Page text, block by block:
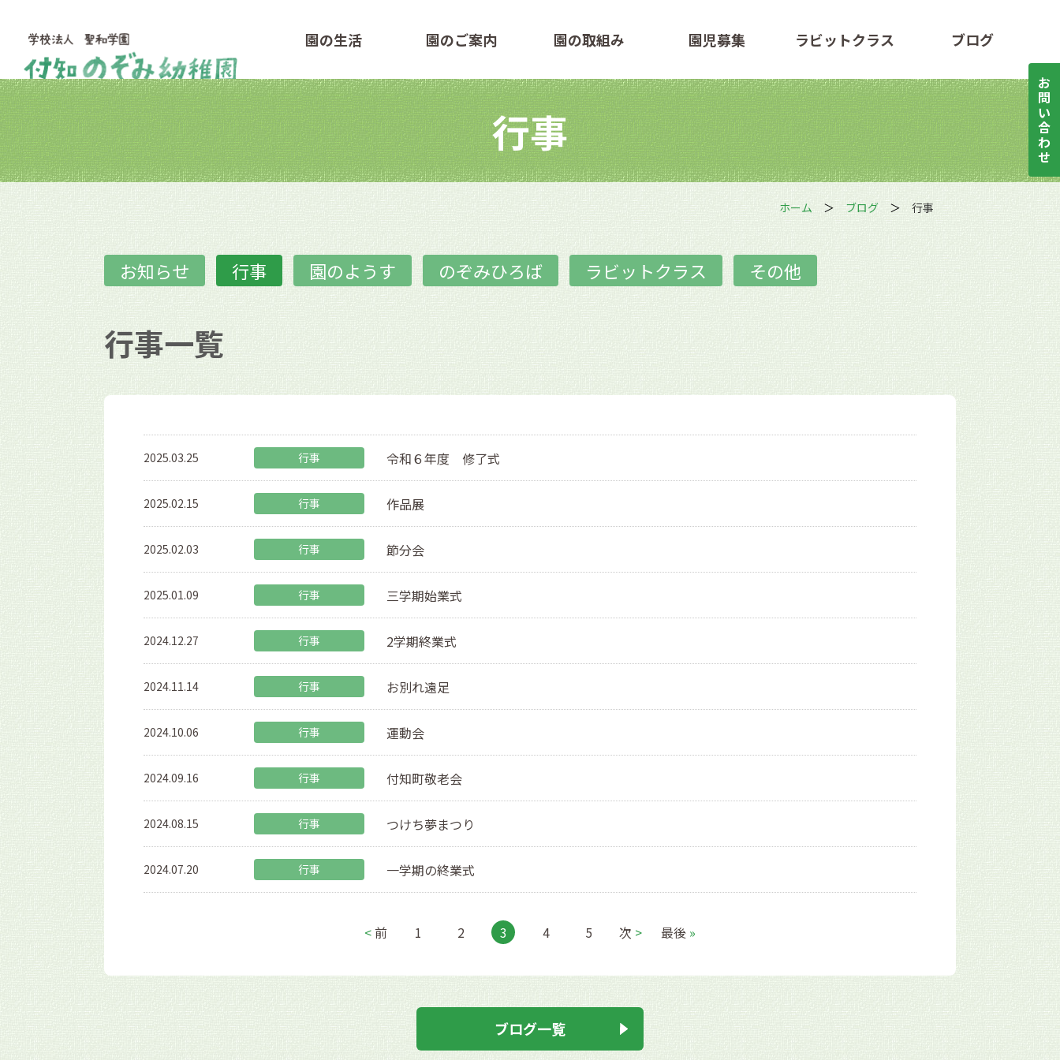
お
問
い
合
わ
せ
園の生活 園のご案内 園の取組み 園児募集 ラビットクラス ブログ
行事
ホーム ブログ 行事
お知らせ 行事 園のようす のぞみひろば ラビットクラス その他
行事一覧
2025.03.25 行事 令和６年度 修了式
2025.02.15 行事 作品展
2025.02.03 行事 節分会
2025.01.09 行事 三学期始業式
2024.12.27 行事 2学期終業式
2024.11.14 行事 お別れ遠足
2024.10.06 行事 運動会
2024.09.16 行事 付知町敬老会
2024.08.15 行事 つけち夢まつり
2024.07.20 行事 一学期の終業式
<前 1 2 3 4 5 次 > 最後 »
ブログ一覧